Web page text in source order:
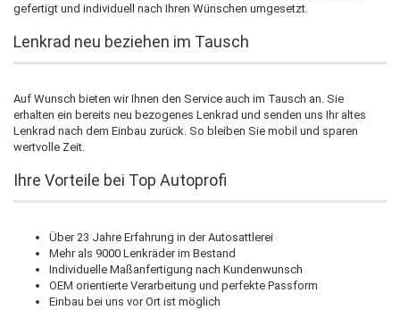
gefertigt und individuell nach Ihren Wünschen umgesetzt.
Lenkrad neu beziehen im Tausch
Auf Wunsch bieten wir Ihnen den Service auch im Tausch an. Sie
erhalten ein bereits neu bezogenes Lenkrad und senden uns Ihr altes
Lenkrad nach dem Einbau zurück. So bleiben Sie mobil und sparen
wertvolle Zeit.
Ihre Vorteile bei Top Autoprofi
Über 23 Jahre Erfahrung in der Autosattlerei
Mehr als 9000 Lenkräder im Bestand
Individuelle Maßanfertigung nach Kundenwunsch
OEM orientierte Verarbeitung und perfekte Passform
Einbau bei uns vor Ort ist möglich